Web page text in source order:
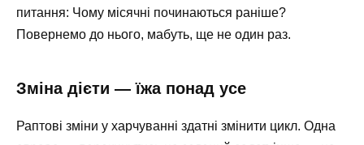
питання: Чому місячні починаються раніше?
Повернемо до нього, мабуть, ще не один раз.
Зміна дієти — їжа понад усе
Раптові зміни у харчуванні здатні змінити цикл. Одна